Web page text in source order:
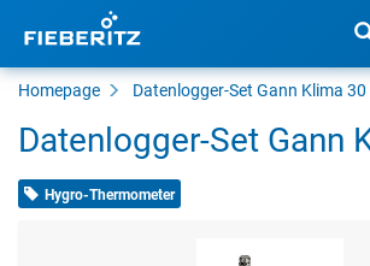
Homepage Datenlogger-Set Gann Klima 30
Datenlogger-Set Gann
Hygro-Thermometer